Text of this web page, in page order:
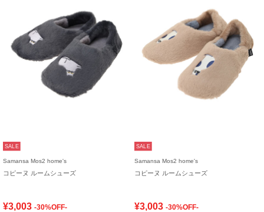
SALE
Samansa Mos2 home's
コピーヌ ルームシューズ
¥3,003 -30%OFF-
SALE
Samansa Mos2 home's
コピーヌ ルームシューズ
¥3,003 -30%OFF-